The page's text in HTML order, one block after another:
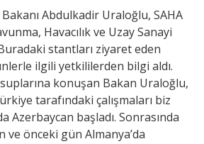
Bakanı Abdulkadir Uraloğlu, SAHA
Havacılık ve Uzay Sanayi
stantları ziyaret eden
ilgili yetkililerden bilgi aldı.
konuşan Bakan Uraloğlu,
tarafındaki çalışmaları biz
Azerbaycan başladı. Sonrasında
ve önceki gün Almanya’da